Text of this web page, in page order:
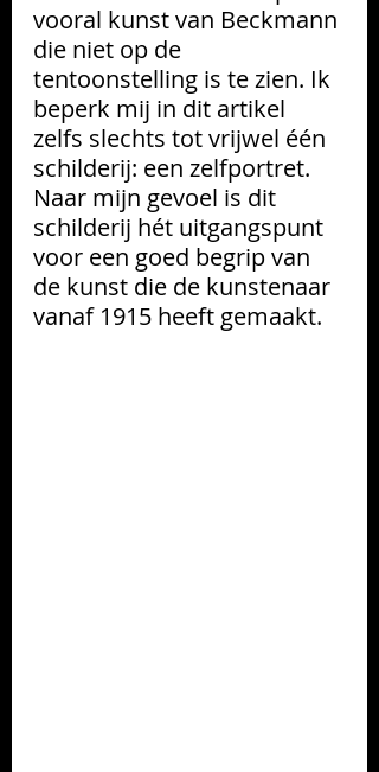
vooral kunst van Beckmann
die niet op de
tentoonstelling is te zien. Ik
beperk mij in dit artikel
zelfs slechts tot vrijwel één
schilderij: een zelfportret.
Naar mijn gevoel is dit
schilderij hét uitgangspunt
voor een goed begrip van
de kunst die de kunstenaar
vanaf 1915 heeft gemaakt.